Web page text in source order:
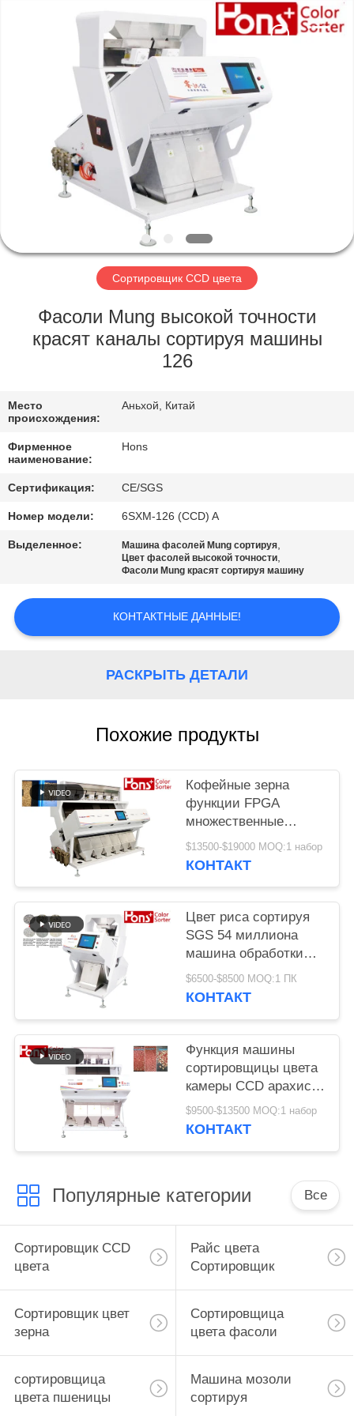
ПРОДУКТЫ
ПУТЕШЕСТВИЕ
ФАБРИКИ
ПРОВЕРКА
СВЯЖИТЕСЬ
МЫ
СПРОСИТЕ
ЦИТАТУ
PRIVACY
Сортировщик CCD цвета
Фасоли Mung высокой точности
красят каналы сортируя машины
126
Место
происхождения:
Аньхой, Китай
Фирменное
наименование:
Hons
Сертификация: CE/SGS
Номер модели: 6SXM-126 (CCD) A
Выделенное: Машина фасолей Mung сортируя,
Цвет фасолей высокой точности,
Фасоли Mung красят сортируя машину
КОНТАКТНЫЕ ДАННЫЕ!
РАСКРЫТЬ ДЕТАЛИ
Похожие продукты
Кофейные зерна
функции FPGA
множественные
красят сортируя
машину
$13500-$19000 MOQ:1 набор
КОНТАКТ
Цвет риса сортируя
SGS 54 миллиона
машина обработки
разделителя пиксела
$6500-$8500 MOQ:1 ПК
КОНТАКТ
Функция машины
сортировщицы цвета
камеры CCD арахиса
3 парашютов
множественная
$9500-$13500 MOQ:1 набор
КОНТАКТ
Популярные категории Все
Сортировщик CCD
цвета
Райс цвета
Сортировщик
Сортировщик цвет
зерна
Сортировщица
цвета фасоли
сортировщица
цвета пшеницы
Машина мозоли
сортируя